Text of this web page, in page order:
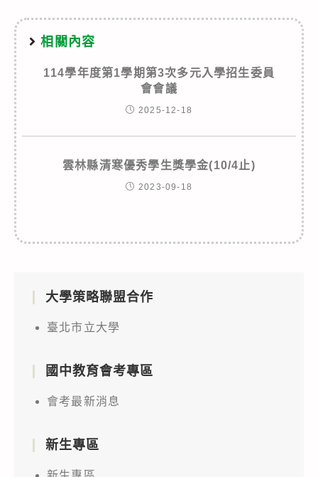
相關內容
114學年度第1學期第3次多元入學招生委員
會會議
2025-12-18
雲林縣清寒優秀學生獎學金(10/4止)
2023-09-18
大學策略聯盟合作
臺北市立大學
國中教育會考專區
會考最新消息
新生專區